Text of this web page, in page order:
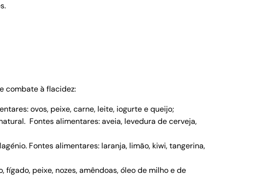
combate à flacidez:
ovos, peixe, carne, leite, iogurte e queijo;
Fontes alimentares: aveia, levedura de cerveja,
Fontes alimentares: laranja, limão, kiwi, tangerina,
peixe, nozes, amêndoas, óleo de milho e de